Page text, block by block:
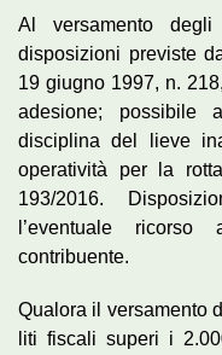
Al versamento
disposizioni previste
19 giugno 1997, n.
adesione; possibile
disciplina del lieve
operatività per la
193/2016.
l’eventuale
contribuente.
Qualora il versamento
liti fiscali superi i